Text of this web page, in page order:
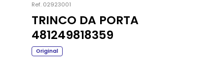
Ref. 02923001
TRINCO DA PORTA
481249818359
Original